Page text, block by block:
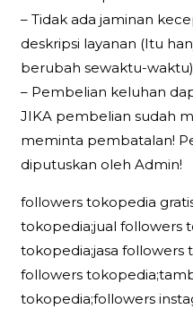
– Tidak ada jaminan
deskripsi layanan (Itu
berubah sewaktu-waktu)
– Pembelian keluhan
JIKA pembelian sudah
meminta pembatalan!
diputuskan oleh Admin!
followers tokopedia
tokopedia;jual followers
tokopedia;jasa
followers
tokopedia;followers